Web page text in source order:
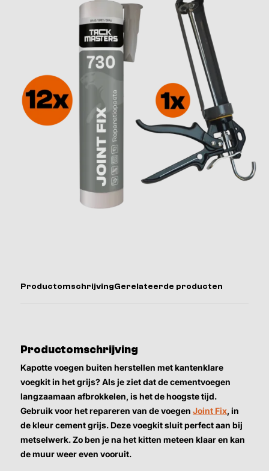
ProductomschrijvingGerelateerde producten
Productomschrijving
Kapotte voegen buiten herstellen met kantenklare
voegkit in het grijs? Als je ziet dat de cementvoegen
langzaamaan afbrokkelen, is het de hoogste tijd.
Gebruik voor het repareren van de voegen Joint Fix, in
de kleur cement grijs. Deze voegkit sluit perfect aan bij
metselwerk. Zo ben je na het kitten meteen klaar en kan
de muur weer even vooruit.